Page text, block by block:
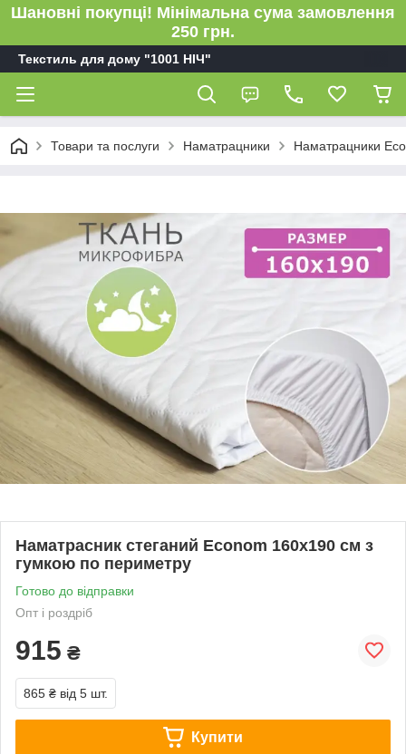
Шановні покупці! Мінімальна сума замовлення
250 грн.
Текстиль для дому "1001 НІЧ"
Товари та послуги Наматрацники Наматрацники
Наматрасник стеганий Econom 160x190 см з
гумкою по периметру
Готово до відправки
Опт і роздріб
915 ₴
865 ₴ від 5 шт.
Купити